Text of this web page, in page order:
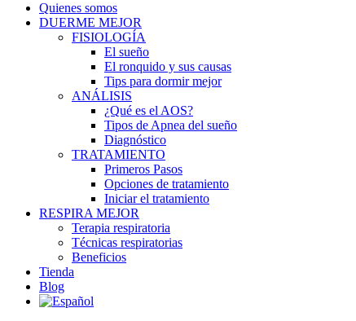
Quienes somos
DUERME MEJOR
FISIOLOGÍA
El sueño
El ronquido y sus causas
Tips para dormir mejor
ANÁLISIS
¿Qué es el AOS?
Tipos de Apnea del sueño
Diagnóstico
TRATAMIENTO
Primeros Pasos
Opciones de tratamiento
Iniciar el tratamiento
RESPIRA MEJOR
Terapia respiratoria
Técnicas respiratorias
Beneficios
Tienda
Blog